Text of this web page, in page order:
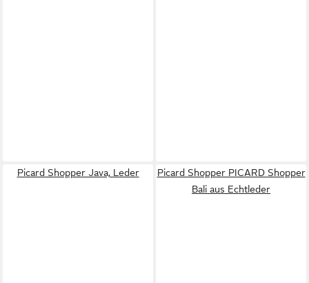
Picard Shopper Java, Leder
Picard Shopper PICARD Shopper
Bali aus Echtleder